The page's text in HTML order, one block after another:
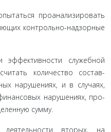
проанализиро­вать
контрольно-над­зорные
служеб­ной
количество состав­
нарушениях, и в случаях,
нарушениях, про­
сумму.
деятельности вторых, на